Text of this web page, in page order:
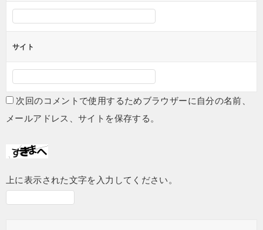
サイト
次回のコメントで使用するためブラウザーに自分の名前、
メールアドレス、サイトを保存する。
上に表示された文字を入力してください。